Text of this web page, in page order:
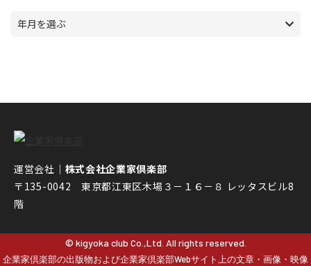
年月を選ぶ
運営会社｜ 株式会社企業家倶楽部
〒135-0042 東京都江東区木場３－１６－８ レッタスビル8
階
© kigyoka club Co.,Ltd. All rights reserved.
企業家倶楽部の出版物および企業家倶楽部Webサイト上の文章・画像・映像